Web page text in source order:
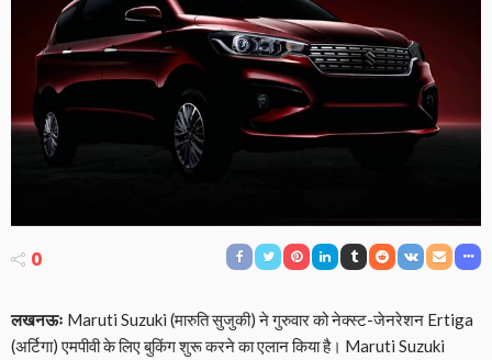
0
लखनऊः Maruti Suzuki (मारुति सुजुकी) ने गुरुवार को नेक्स्ट-जेनरेशन Ertiga
(अर्टिगा) एमपीवी के लिए बुकिंग शुरू करने का एलान किया है। Maruti Suzuki